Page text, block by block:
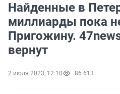
Найденные в
миллиарды пока
Пригожину.
вернут
2 июля 2023, 12:10 86 613